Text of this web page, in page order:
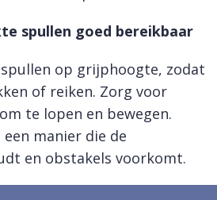
spullen goed bereikbaar
op grijphoogte, zodat
of reiken. Zorg voor
te lopen en bewegen.
manier die de
en obstakels voorkomt.